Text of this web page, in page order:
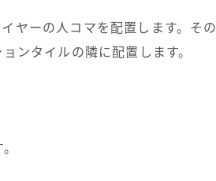
ヤーの人コマを配置します。その
ンタイルの隣に配置します。